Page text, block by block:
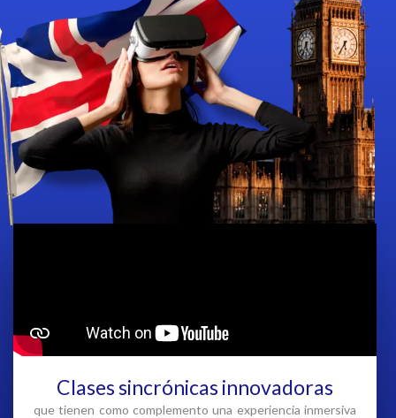
Clases sincrónicas innovadoras
que tienen como complemento una experiencia inmersiva